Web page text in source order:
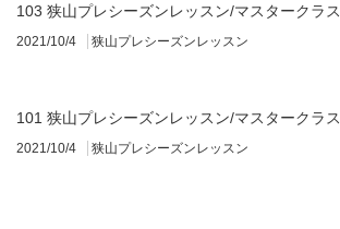
103 狭山プレシーズンレッスン/マスタークラス
2021/10/4 狭山プレシーズンレッスン
101 狭山プレシーズンレッスン/マスタークラス
2021/10/4 狭山プレシーズンレッスン